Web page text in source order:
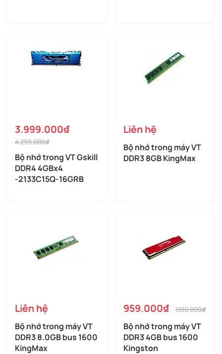
3.999.000₫
4.299.000₫
Bộ nhớ trong VT Gskill
DDR4 4GBx4
-2133C15Q-16GRB
Liên hệ
Bộ nhớ trong máy VT
DDR3 8GB KingMax
Liên hệ
Bộ nhớ trong máy VT
DDR3 8.0GB bus 1600
KingMax
959.000₫ 1.100.000₫
Bộ nhớ trong máy VT
DDR3 4GB bus 1600
Kingston